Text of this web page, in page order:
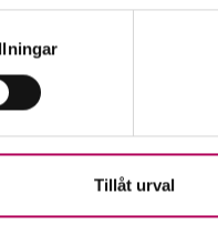
Tillåt urval
kompetens och
stöd, menar Karl
tänka på?
handlar det
med sanktioner
för livsmedel